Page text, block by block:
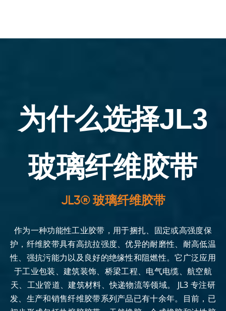
为什么选择JL3
玻璃纤维胶带
JL3® 玻璃纤维胶带
作为一种功能性工业胶带，用于捆扎、固定或高强度保
护，纤维胶带具有高抗拉强度、优异的耐磨性、耐高低温
性、强抗污能力以及良好的绝缘性和阻燃性。它广泛应用
于工业包装、建筑装饰、桥梁工程、电气电缆、航空航
天、工业管道、建筑材料、快递物流等领域。 JL3 专注研
发、生产和销售纤维胶带系列产品已有十余年。目前，已